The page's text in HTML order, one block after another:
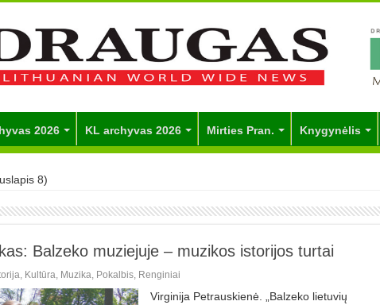
2026 KL archyvas 2026 Mirties Pran. Knygynėlis
8)
Balzeko muziejuje – muzikos istorijos turtai
Kultūra Muzika Pokalbis, Renginiai
Virginija Petrauskienė. „Balzeko lietuvių